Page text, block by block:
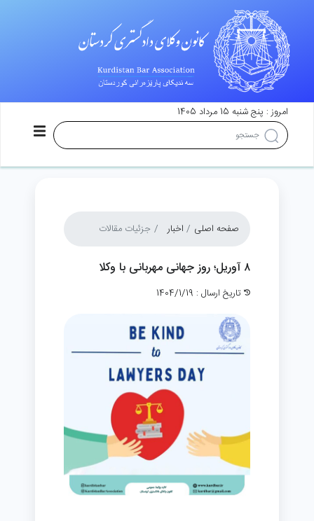
امروز : پنج شنبه 15 مرداد 1405
صفحه اصلی اخبار جزئیات مقالات
۸ آوریل؛ روز جهانی مهربانی با وکلا
تاریخ ارسال : 1404/1/19